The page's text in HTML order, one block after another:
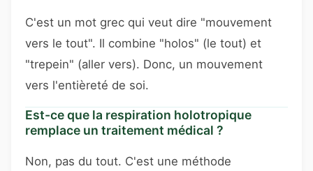
C'est un mot grec qui veut dire "mouvement
vers le tout". Il combine "holos" (le tout) et
"trepein" (aller vers). Donc, un mouvement
vers l'entièreté de soi.
Est-ce que la respiration holotropique
remplace un traitement médical ?
Non, pas du tout. C'est une méthode